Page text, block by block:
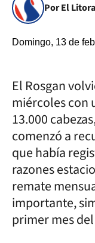
Por El
Domingo, 13 de
El Rosgan
miércoles con
13.000
comenzó a
que había
razones
remate
importante,
primer mes